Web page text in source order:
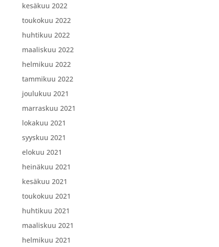
kesäkuu 2022
toukokuu 2022
huhtikuu 2022
maaliskuu 2022
helmikuu 2022
tammikuu 2022
joulukuu 2021
marraskuu 2021
lokakuu 2021
syyskuu 2021
elokuu 2021
heinäkuu 2021
kesäkuu 2021
toukokuu 2021
huhtikuu 2021
maaliskuu 2021
helmikuu 2021